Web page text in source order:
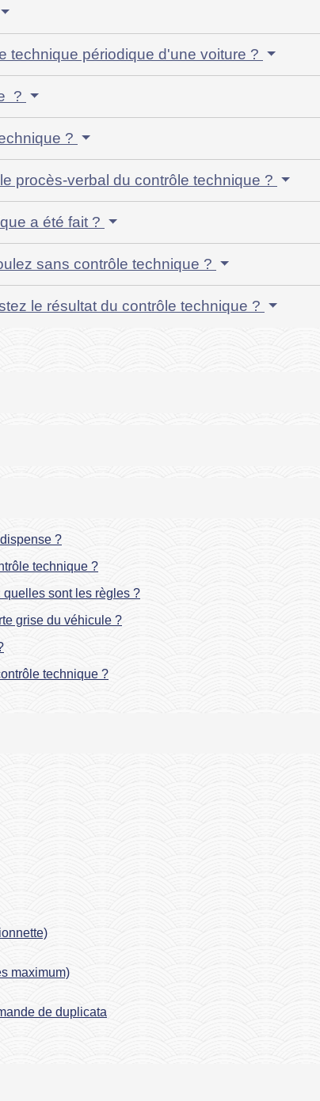
technique périodique d'une voiture ?
?
?
procès-verbal du contrôle technique ?
a été fait ?
sans contrôle technique ?
le résultat du contrôle technique ?
?
technique ?
sont les règles ?
grise du véhicule ?
technique ?
maximum)
de duplicata